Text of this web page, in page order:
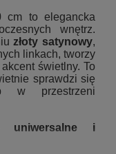
cm to elegancka
wnętrz.
złoty satynowy,
linkach, tworzy
świetlny. To
sprawdzi się
w przestrzeni
uniwersalne i